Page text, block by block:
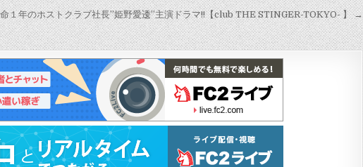
１年のホストクラブ社長”姫野愛逶”主演ドラマ!!【club THE STINGER-TOKYO- 】 →